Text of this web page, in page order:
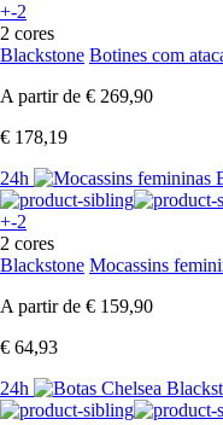
+-2
2 cores
Blackstone Botines com
A partir de € 269,90
€ 178,19
24h
+-2
2 cores
Blackstone Mocassins
A partir de € 159,90
€ 64,93
24h